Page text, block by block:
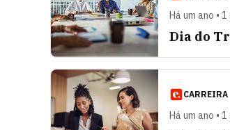
Há um ano •
Dia do
CARREIRA
Há um ano •